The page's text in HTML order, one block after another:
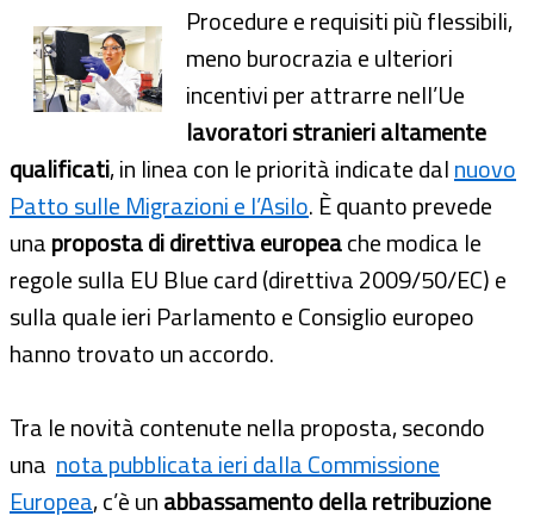
Procedure e requisiti più flessibili,
meno burocrazia e ulteriori
incentivi per attrarre nell’Ue
lavoratori stranieri altamente
qualificati, in linea con le priorità indicate dalnuovo
Patto sulle Migrazioni e l’Asilo. È quanto prevede
unaproposta di direttiva europeache modica le
regole sulla EU Blue card (direttiva 2009/50/EC) e
sulla quale ieri Parlamento e Consiglio europeo
hanno trovato un accordo.
Tra le novità contenute nella proposta, secondo
una nota pubblicata ieri dalla Commissione
Europea, c’è unabbassamento della retribuzione